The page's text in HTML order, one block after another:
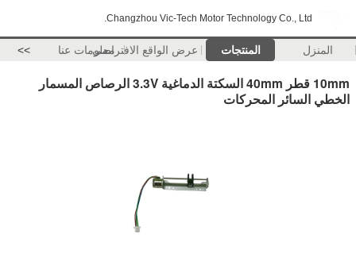
Changzhou Vic-Tech Motor Technology Co., Ltd.
المنزل المنتجات عرض الواقع الافتراضيمعلومات عنا >>
10mm قطر 40mm السكتة الدماغية 3.3V الرصاص المسمار
الخطي السائر المحركات